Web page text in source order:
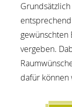
gewünschten
vergeben.
dafür können